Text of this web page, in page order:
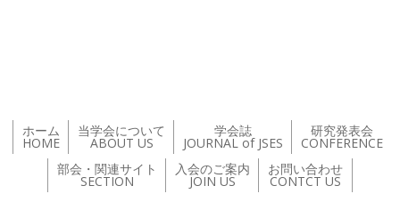
ホーム
HOME
当学会について
ABOUT US
学会誌
JOURNAL of JSES
研究発表会
CONFERENCE
部会・関連サイト
SECTION
入会のご案内
JOIN US
お問い合わせ
CONTCT US